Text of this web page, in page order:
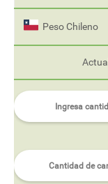
Peso Chileno